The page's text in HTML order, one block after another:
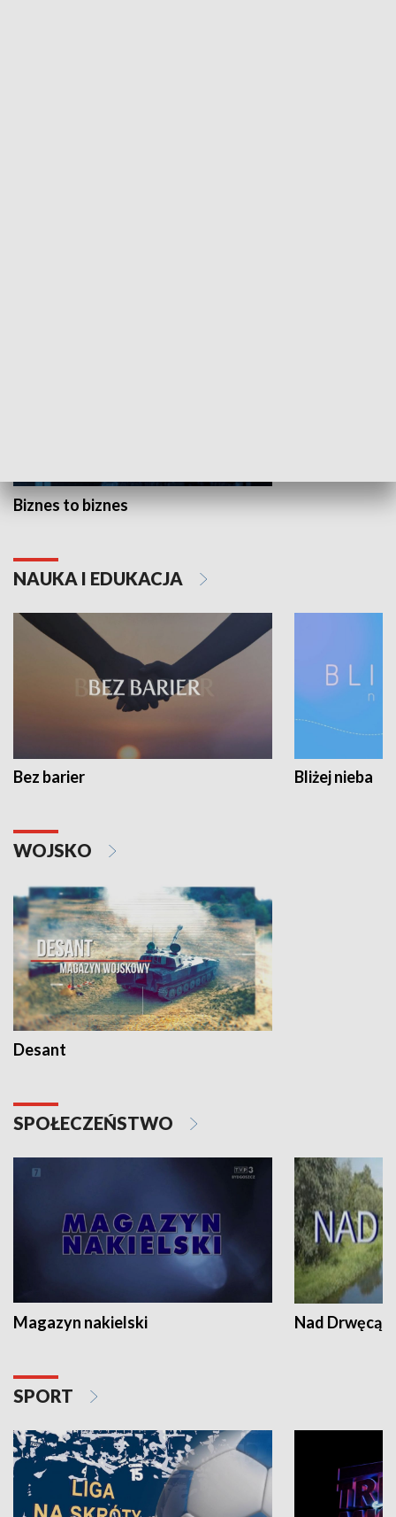
Biznes to biznes
NAUKA I EDUKACJA
Bez barier Bliżej nieba
WOJSKO
Desant
SPOŁECZEŃSTWO
Magazyn nakielski Nad Drwęcą
SPORT